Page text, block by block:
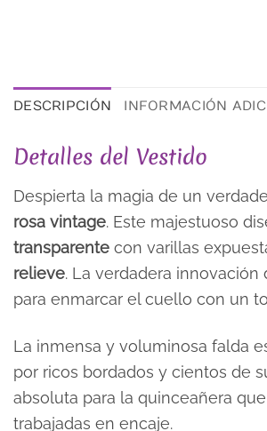
DESCRIPCIÓN INFORMACIÓN
Detalles del Vestido
Despierta la magia de un
rosa vintage. Este majestuoso
transparente con varillas
relieve. La verdadera
para enmarcar el cuello con un
La inmensa y voluminosa falda
por ricos bordados y cientos de
absoluta para la quinceañera
trabajadas en encaje.